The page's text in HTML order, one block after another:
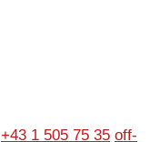
+43 1 505 75 35 off-